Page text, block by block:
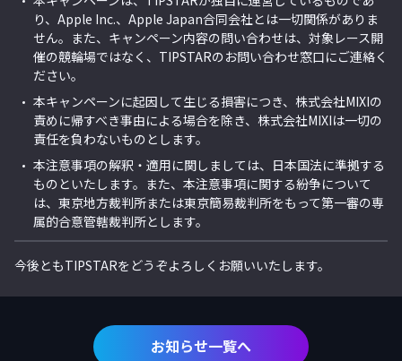
り、Apple Inc.、Apple Japan合同会社とは一切関係がありま
せん。また、キャンペーン内容の問い合わせは、対象レース開
催の競輪場ではなく、TIPSTARのお問い合わせ窓口にご連絡く
ださい。
本キャンペーンに起因して生じる損害につき、株式会社MIXIの
責めに帰すべき事由による場合を除き、株式会社MIXIは一切の
責任を負わないものとします。
本注意事項の解釈・適用に関しましては、日本国法に準拠する
ものといたします。また、本注意事項に関する紛争について
は、東京地方裁判所または東京簡易裁判所をもって第一審の専
属的合意管轄裁判所とします。
今後ともTIPSTARをどうぞよろしくお願いいたします。
お知らせ一覧へ